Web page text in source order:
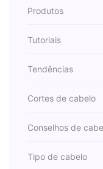
Produtos
Tutoriais
Tendências
Cortes de cabelo
Conselhos de
Tipo de cabelo